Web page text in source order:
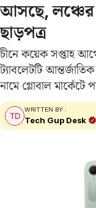
আসছে,
ছাড়পত্র
চীনে কয়েক সপ্তাহ
ট্যাবলেটটি
নামে গ্লোবাল
‘25079RPDCG’।
টেলিকমিউনিকেশন
TDRA
WRITTEN BY :
Tech Gup Desk